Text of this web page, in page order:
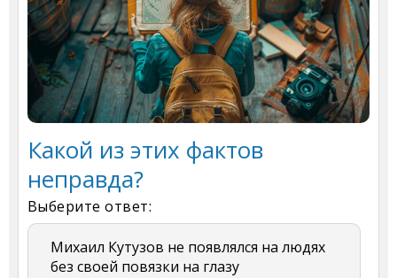
Какой из этих фактов
неправда?
Выберите ответ:
Михаил Кутузов не появлялся на людях
без своей повязки на глазу